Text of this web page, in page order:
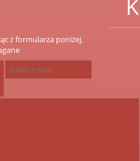
z formularza poniżej.